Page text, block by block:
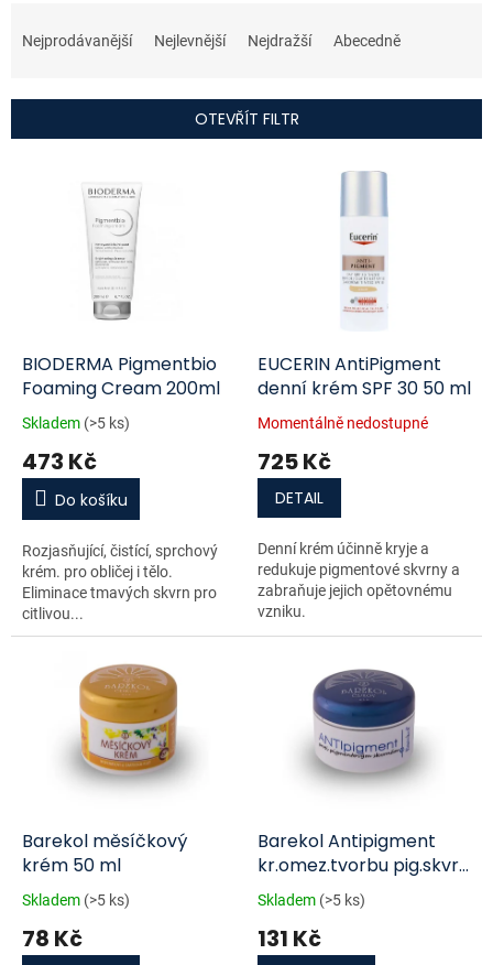
a
í
Nejprodávanější Nejlevnější Nejdražší Abecedně
OTEVŘÍT FILTR
dBIODERMA Pigmentbio
Foaming Cream 200ml
Skladem (>5 ks)
473 Kč
Do košíku
Rozjasňující, čistící, sprchový
krém. pro obličej i tělo.
Eliminace tmavých skvrn pro
citlivou...
EUCERIN AntiPigment
denní krém SPF 30 50 ml
Momentálně nedostupné
725 Kč
DETAIL
Denní krém účinně kryje a
redukuje pigmentové skvrny a
zabraňuje jejich opětovnému
vzniku.
Barekol měsíčkový
krém 50 ml
Skladem (>5 ks)
78 Kč
Barekol Antipigment
kr.omez.tvorbu pig.skvrn
50ml
Skladem (>5 ks)
131 Kč